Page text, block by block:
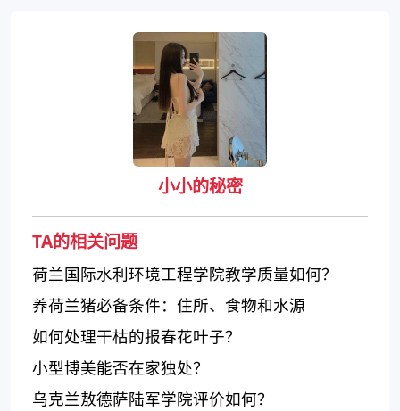
小小的秘密
TA的相关问题
荷兰国际水利环境工程学院教学质量如何？
养荷兰猪必备条件：住所、食物和水源
如何处理干枯的报春花叶子？
小型博美能否在家独处？
乌克兰敖德萨陆军学院评价如何？